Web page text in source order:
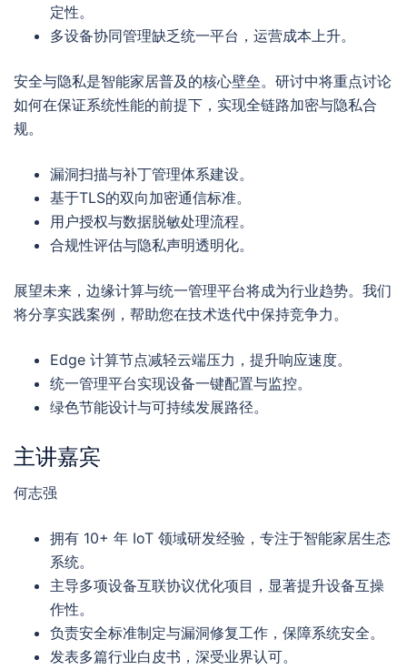
定性。
多设备协同管理缺乏统一平台，运营成本上升。
安全与隐私是智能家居普及的核心壁垒。研讨中将重点讨论
如何在保证系统性能的前提下，实现全链路加密与隐私合
规。
漏洞扫描与补丁管理体系建设。
基于TLS的双向加密通信标准。
用户授权与数据脱敏处理流程。
合规性评估与隐私声明透明化。
展望未来，边缘计算与统一管理平台将成为行业趋势。我们
将分享实践案例，帮助您在技术迭代中保持竞争力。
Edge 计算节点减轻云端压力，提升响应速度。
统一管理平台实现设备一键配置与监控。
绿色节能设计与可持续发展路径。
主讲嘉宾
何志强
拥有 10+ 年 IoT 领域研发经验，专注于智能家居生态
系统。
主导多项设备互联协议优化项目，显著提升设备互操
作性。
负责安全标准制定与漏洞修复工作，保障系统安全。
发表多篇行业白皮书，深受业界认可。